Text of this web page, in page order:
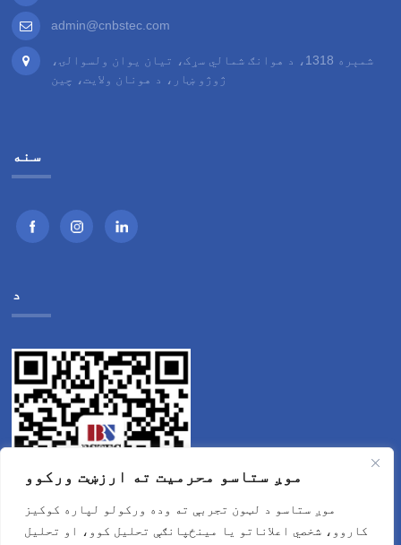
admin@cnbstec.com
شمېره 1318، د هوانګ شمالي سړک، تیان یوان ولسوالۍ،
ژوژو ښار، د هونان ولایت، چین
سنه
د
موږ ستاسو محرمیت ته ارزښت ورکوو
موږ ستاسو د لټون تجربې ته وده ورکولو لپاره کوکیز
کاروو، شخصي اعلاناتو یا مینځپانګې تحلیل کوو، او تحلیل